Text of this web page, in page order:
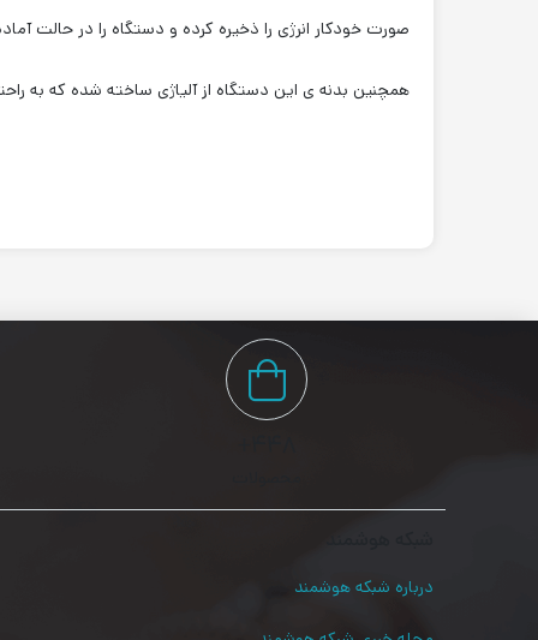
صورت خودکار انرژی را ذخیره کرده و دستگاه را در حالت
همچنین بدنه ی این دستگاه از آلیاژی ساخته شده که به
درباره شبکه هوشمند